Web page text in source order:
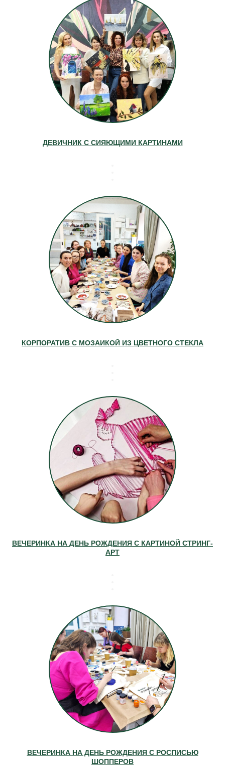
ДЕВИЧНИК С СИЯЮЩИМИ КАРТИНАМИ
КОРПОРАТИВ С МОЗАИКОЙ ИЗ ЦВЕТНОГО СТЕКЛА
ВЕЧЕРИНКА НА ДЕНЬ РОЖДЕНИЯ С КАРТИНОЙ СТРИНГ-
АРТ
ВЕЧЕРИНКА НА ДЕНЬ РОЖДЕНИЯ С РОСПИСЬЮ
ШОППЕРОВ